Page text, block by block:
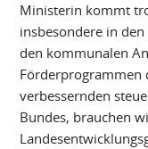
Ministerin kommt
insbesondere in
den kommunalen
Förderprogrammen
verbessernden
Bundes, brauchen